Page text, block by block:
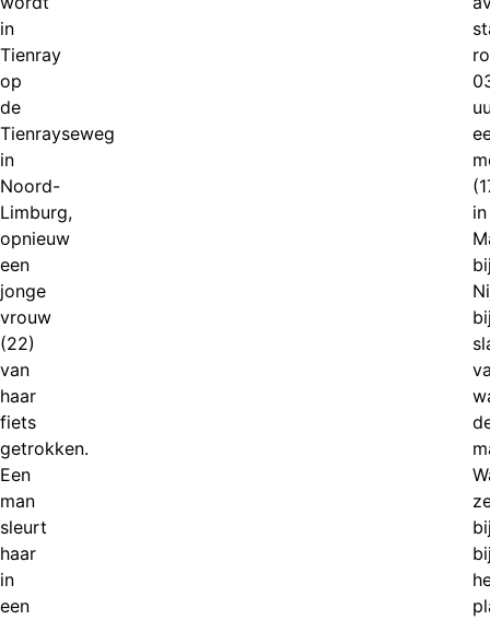
in
Tienray
op
de
Tienrayseweg
in
Noord-
Limburg,
opnieuw
een
jonge
vrouw
(22)
van
haar
fiets
getrokken.
Een
man
sleurt
haar
in
een
in